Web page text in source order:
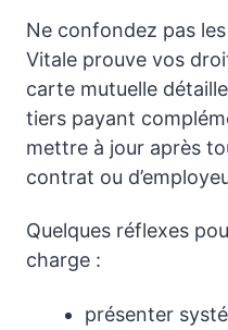
Ne confondez pas
Vitale prouve vos
carte mutuelle
tiers payant
mettre à jour après
contrat ou
Quelques réflexes
charge :
présenter